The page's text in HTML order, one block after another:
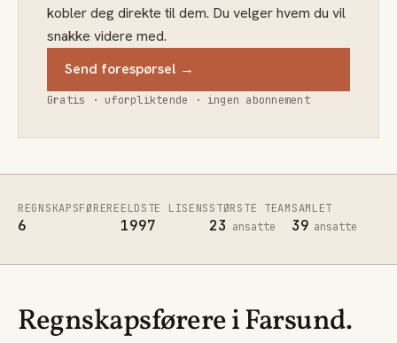
kobler deg direkte til dem. Du velger hvem du vil
snakke videre med.
Send forespørsel →
Gratis · uforpliktende · ingen abonnement
REGNSKAPSFØRERE
6
ELDSTE LISENS
1997
STØRSTE TEAM
23 ansatte
SAMLET
39 ansatte
Regnskapsførere i Farsund.